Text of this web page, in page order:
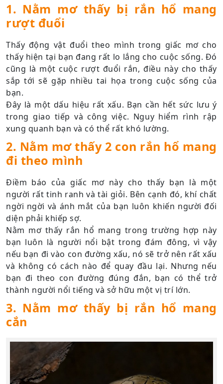
1. Nằm mơ thấy bị rắn hổ mang
rượt đuổi
Thấy động vật đuổi theo mình trong giấc mơ cho
thấy hiện tại bạn đang rất lo lắng cho cuộc sống. Đó
cũng là một cuộc rượt đuổi rắn, điều này cho thấy
sắp tới sẽ gặp nhiều tai họa trong cuộc sống của
bạn.
Đây là một dấu hiệu rất xấu. Bạn cần hết sức lưu ý
trong giao tiếp và công việc. Nguy hiểm rình rập
xung quanh bạn và có thể rất khó lường.
2. Nằm mơ thấy 2 con rắn hổ mang
đi theo mình
Điềm báo của giấc mơ này cho thấy bạn là một
người rất tinh ranh và tài giỏi. Bên cạnh đó, khí chất
ngời ngời và ánh mắt của bạn luôn khiến người đối
diện phải khiếp sợ.
Nằm mơ thấy rắn hổ mang trong trường hợp này
bạn luôn là người nổi bật trong đám đông, vì vậy
nếu bạn đi vào con đường xấu, nó sẽ trở nên rất xấu
và không có cách nào để quay đầu lại. Nhưng nếu
bạn đi theo con đường đúng đắn, bạn có thể trở
thành người nổi tiếng và sở hữu một vị trí lớn.
3. Nằm mơ thấy bị rắn hổ mang
cắn